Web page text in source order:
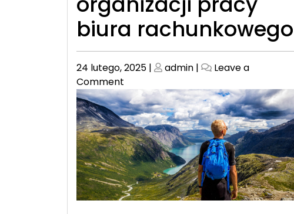
biura rachunkowego
Posted
on
24 lutego, 2025 | Posted
admin |
Leave a
Comment
Najlepsze
praktyki
w
organizacji
pracy
biura
rachunkowego